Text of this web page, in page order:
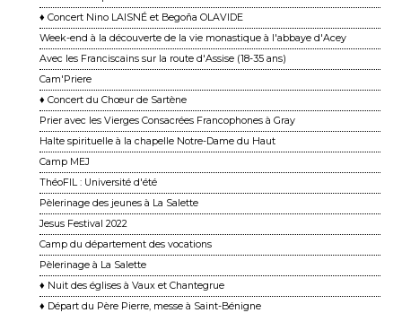
♦ Concert Nino LAISNÉ et Begoña OLAVIDE
Week-end à la découverte de la vie monastique à l'abbaye d'Acey
Avec les Franciscains sur la route d'Assise (18-35 ans)
Cam'Priere
♦ Concert du Chœur de Sartène
Prier avec les Vierges Consacrées Francophones à Gray
Halte spirituelle à la chapelle Notre-Dame du Haut
Camp MEJ
ThéoFIL : Université d'été
Pèlerinage des jeunes à La Salette
Jesus Festival 2022
Camp du département des vocations
Pèlerinage à La Salette
♦ Nuit des églises à Vaux et Chantegrue
♦ Départ du Père Pierre, messe à Saint-Bénigne